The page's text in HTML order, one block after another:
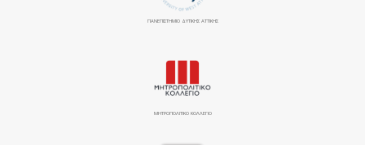
ΠΑΝΕΠΙΣΤΉΜΙΟ ΔΥΤΙΚΉΣ ΑΤΤΙΚΉΣ
ΜΗΤΡΟΠΟΛΙΤΙΚΟ ΚΟΛΛΕΓΙΟ